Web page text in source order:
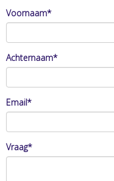
Voornaam*
Achternaam*
Email*
Vraag*